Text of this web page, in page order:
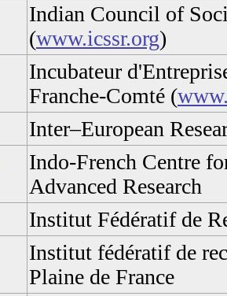
Indian Council of
(www.icssr.org)
Incubateur
Franche-Comté (
Inter–European
Indo-French Centre
Advanced Research
Institut Fédératif de
Institut fédératif de
Plaine de France